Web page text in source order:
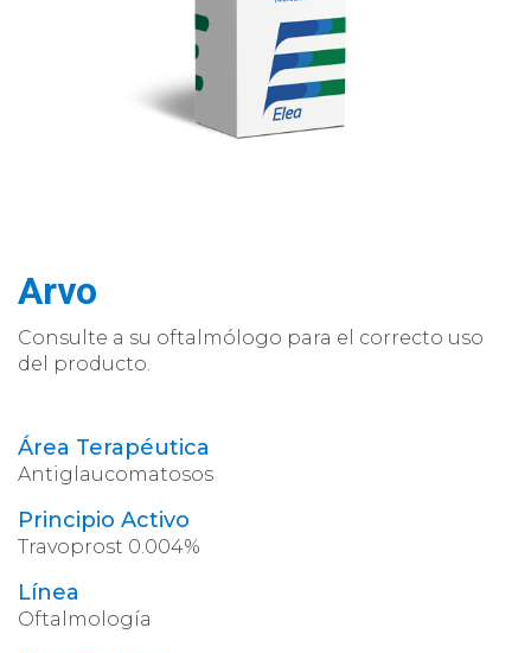
Arvo
Consulte a su oftalmólogo para el correcto uso
del producto.
Área Terapéutica
Antiglaucomatosos
Principio Activo
Travoprost 0.004%
Línea
Oftalmología